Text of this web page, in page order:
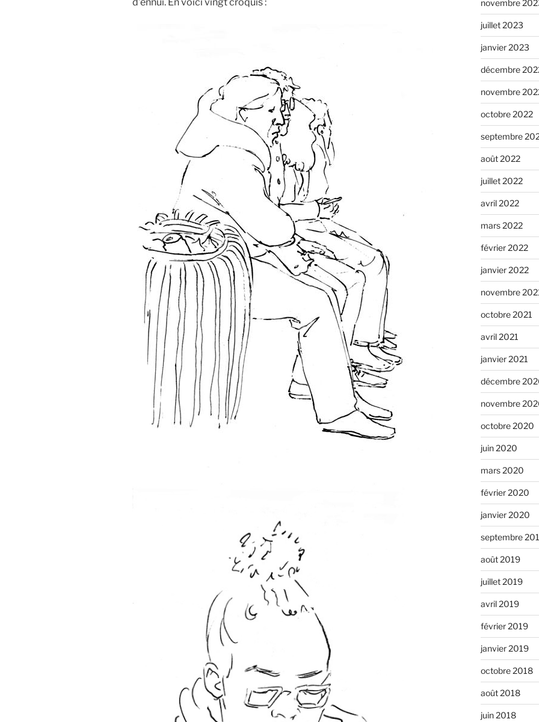
novembre
juillet 2023
janvier 2023
décembre
novembre
octobre 2022
septembre
août 2022
juillet 2022
avril 2022
mars 2022
février 2022
janvier 2022
novembre
octobre 2021
avril 2021
janvier 2021
décembre
novembre
octobre 2020
juin 2020
mars 2020
février 2020
janvier 2020
septembre
août 2019
juillet 2019
avril 2019
février 2019
janvier 2019
octobre 2018
août 2018
juin 2018